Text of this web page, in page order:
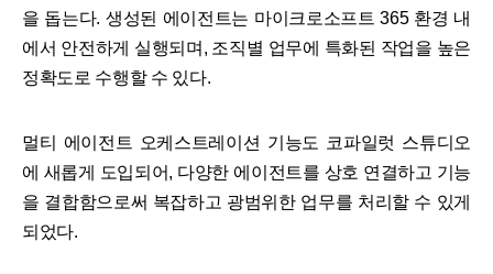
을 돕는다. 생성된 에이전트는 마이크로소프트 365 환경 내
에서 안전하게 실행되며, 조직별 업무에 특화된 작업을 높은
정확도로 수행할 수 있다.
멀티 에이전트 오케스트레이션 기능도 코파일럿 스튜디오
에 새롭게 도입되어, 다양한 에이전트를 상호 연결하고 기능
을 결합함으로써 복잡하고 광범위한 업무를 처리할 수 있게
되었다.